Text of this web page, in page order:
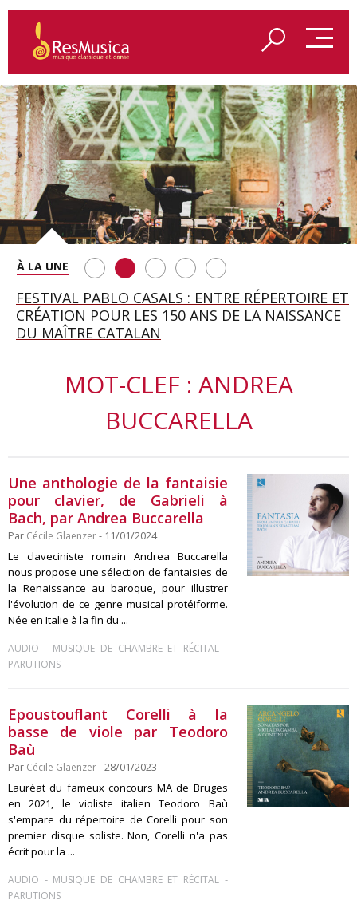
SAINT FRANÇOIS D’ASSISE À SALZBOURG, UNE
SOIRÉE IMMENSE PORTÉE PAR ROMEO
CASTELLUCCI ET MAXIME PASCAL
FESTIVAL PABLO CASALS : ENTRE RÉPERTOIRE ET
CRÉATION POUR LES 150 ANS DE LA NAISSANCE
DU MAÎTRE CATALAN
A BAYREUTH, LE 150E ANNIVERSAIRE DU RING
WAGNÉRIEN GÉNÉRÉ PAR L’IA
BETSY JOLAS FÊTE SON CENTIÈME
ANNIVERSAIRE
GEORGE BENJAMIN : « MES PARENTS AVAIENT
CETTE EXIGENCE DE L’OBJET CISELÉ »
MOT-CLEF : ANDREA
BUCCARELLA
Une anthologie de la fantaisie
pour clavier, de Gabrieli à
Bach, par Andrea Buccarella
Par Cécile Glaenzer- 11/01/2024
Le claveciniste romain Andrea Buccarella
nous propose une sélection de fantaisies de
la Renaissance au baroque, pour illustrer
l'évolution de ce genre musical protéiforme.
Née en Italie à la fin du ...
AUDIO - MUSIQUE DE CHAMBRE ET RÉCITAL-
PARUTIONS
Epoustouflant Corelli à la
basse de viole par Teodoro
Baù
Par Cécile Glaenzer- 28/01/2023
Lauréat du fameux concours MA de Bruges
en 2021, le violiste italien Teodoro Baù
s'empare du répertoire de Corelli pour son
premier disque soliste. Non, Corelli n'a pas
écrit pour la ...
AUDIO - MUSIQUE DE CHAMBRE ET RÉCITAL-
PARUTIONS